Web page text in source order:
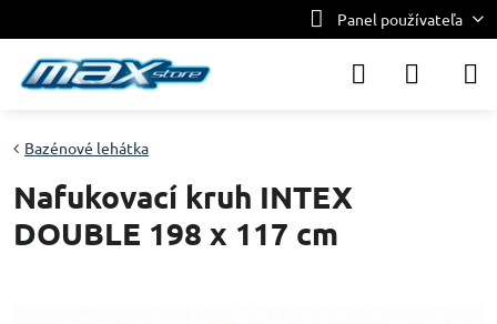
Panel používateľa
Bazénové lehátka
Nafukovací kruh INTEX
DOUBLE 198 x 117 cm